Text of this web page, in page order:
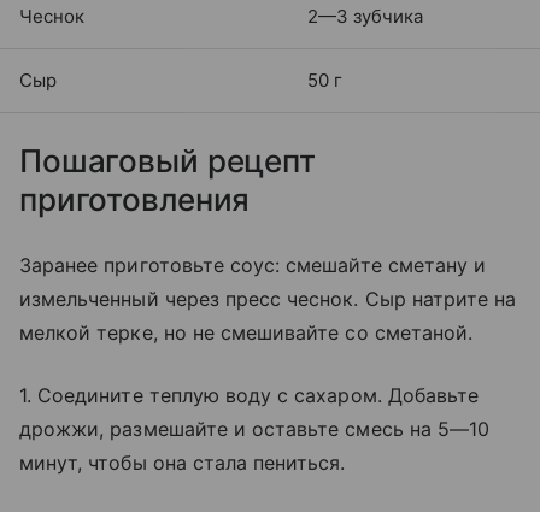
Чеснок 2—3 зубчика
Сыр 50 г
Пошаговый рецепт
приготовления
Заранее приготовьте соус: смешайте сметану и
измельченный через пресс чеснок. Сыр натрите на
мелкой терке, но не смешивайте со сметаной.
1. Соедините теплую воду с сахаром. Добавьте
дрожжи, размешайте и оставьте смесь на 5—10
минут, чтобы она стала пениться.